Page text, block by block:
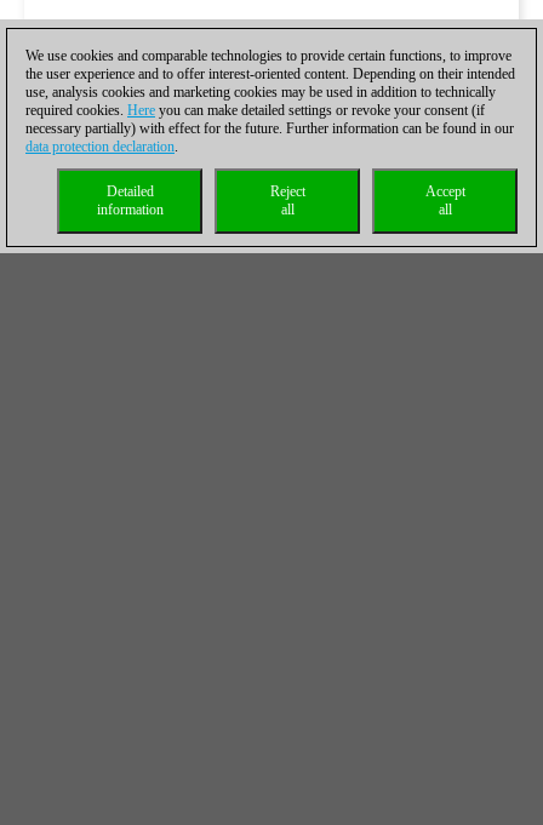
We use cookies and comparable technologies to provide certain functions, to improve
the user experience and to offer interest-oriented content. Depending on their intended
use, analysis cookies and marketing cookies may be used in addition to technically
required cookies. Here you can make detailed settings or revoke your consent (if
necessary partially) with effect for the future. Further information can be found in our
data protection declaration.
Accept
all
Reject
all
Detailed
information